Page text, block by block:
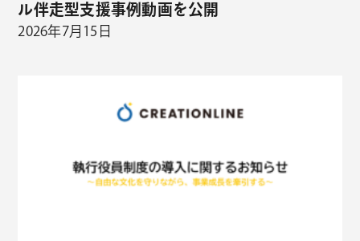
ル伴走型支援事例動画を公開
2026年7月15日